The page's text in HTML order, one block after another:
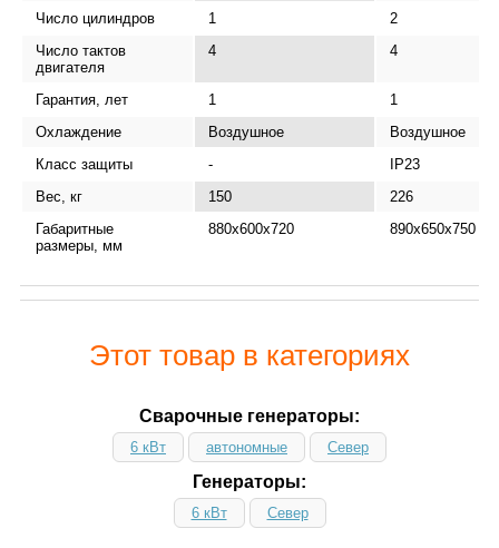
Число цилиндров 1
2
Число тактов
двигателя
4 4
Гарантия, лет 1
1
Охлаждение
Воздушное
Воздушное
Класс защиты
-
IP23
Вес, кг
150
226
Габаритные
размеры, мм
880х600х720 890x650x750
Этот товар в категориях
Сварочные генераторы:
6 кВт автономные Север
Генераторы:
6 кВт Север